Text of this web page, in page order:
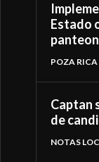
Estado
POZA RICA
Captan
de
NOTAS